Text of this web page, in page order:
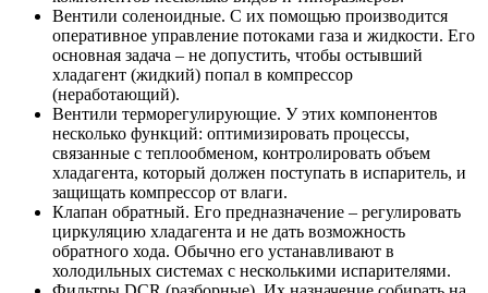
Вентили соленоидные. С их помощью производится
оперативное управление потоками газа и жидкости. Его
основная задача – не допустить, чтобы остывший
хладагент (жидкий) попал в компрессор
(неработающий).
Вентили терморегулирующие. У этих компонентов
несколько функций: оптимизировать процессы,
связанные с теплообменом, контролировать объем
хладагента, который должен поступать в испаритель, и
защищать компрессор от влаги.
Клапан обратный. Его предназначение – регулировать
циркуляцию хладагента и не дать возможность
обратного хода. Обычно его устанавливают в
холодильных системах с несколькими испарителями.